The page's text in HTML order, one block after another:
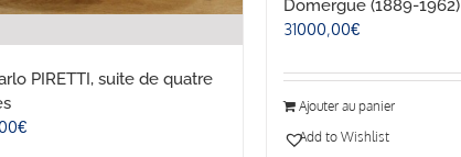
PIRETTI, suite de quatre
€
Domergue (1889-1962)
31000,00€
Ajouter au panier
Add to Wishlist